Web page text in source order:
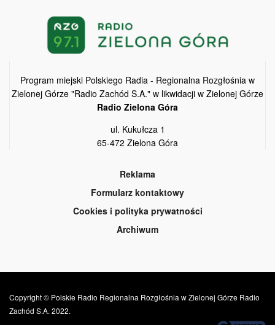
Program miejski Polskiego Radia - Regionalna Rozgłośnia w
Zielonej Górze "Radio Zachód S.A." w likwidacji w Zielonej Górze
Radio Zielona Góra
ul. Kukułcza 1
65-472 Zielona Góra
Reklama
Formularz kontaktowy
Cookies i polityka prywatności
Archiwum
Copyright © Polskie Radio Regionalna Rozgłośnia w Zielonej Górze Radio
Zachód S.A. 2022.